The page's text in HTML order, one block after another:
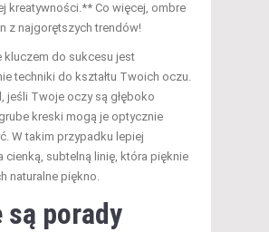
kreatywności.** Co więcej, ombre
z najgorętszych trendów!
kluczem do sukcesu jest
techniki do kształtu Twoich oczu.
jeśli Twoje oczy są głęboko
kreski mogą je optycznie
W takim przypadku lepiej
cienką, subtelną linię, która pięknie
naturalne piękno.
są porady